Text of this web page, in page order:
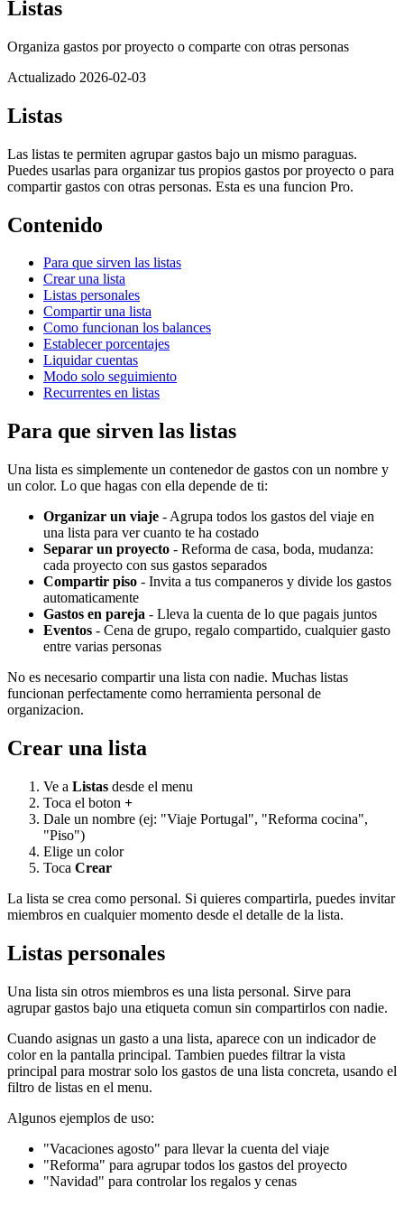
Listas
Organiza gastos por proyecto o comparte con otras personas
Actualizado 2026-02-03
Listas
Las listas te permiten agrupar gastos bajo un mismo paraguas.
Puedes usarlas para organizar tus propios gastos por proyecto o para
compartir gastos con otras personas. Esta es una funcion Pro.
Contenido
Para que sirven las listas
Crear una lista
Listas personales
Compartir una lista
Como funcionan los balances
Establecer porcentajes
Liquidar cuentas
Modo solo seguimiento
Recurrentes en listas
Para que sirven las listas
Una lista es simplemente un contenedor de gastos con un nombre y
un color. Lo que hagas con ella depende de ti:
Organizar un viaje - Agrupa todos los gastos del viaje en
una lista para ver cuanto te ha costado
Separar un proyecto - Reforma de casa, boda, mudanza:
cada proyecto con sus gastos separados
Compartir piso - Invita a tus companeros y divide los gastos
automaticamente
Gastos en pareja - Lleva la cuenta de lo que pagais juntos
Eventos - Cena de grupo, regalo compartido, cualquier gasto
entre varias personas
No es necesario compartir una lista con nadie. Muchas listas
funcionan perfectamente como herramienta personal de
organizacion.
Crear una lista
Ve a Listas desde el menu
Toca el boton +
Dale un nombre (ej: "Viaje Portugal", "Reforma cocina",
"Piso")
Elige un color
Toca Crear
La lista se crea como personal. Si quieres compartirla, puedes invitar
miembros en cualquier momento desde el detalle de la lista.
Listas personales
Una lista sin otros miembros es una lista personal. Sirve para
agrupar gastos bajo una etiqueta comun sin compartirlos con nadie.
Cuando asignas un gasto a una lista, aparece con un indicador de
color en la pantalla principal. Tambien puedes filtrar la vista
principal para mostrar solo los gastos de una lista concreta, usando el
filtro de listas en el menu.
Algunos ejemplos de uso:
"Vacaciones agosto" para llevar la cuenta del viaje
"Reforma" para agrupar todos los gastos del proyecto
"Navidad" para controlar los regalos y cenas